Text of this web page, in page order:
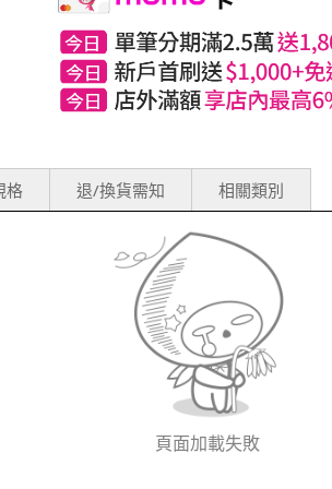
格 退/換貨需知 相關類別
頁面加載失敗